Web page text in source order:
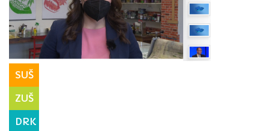
SUŠ
ZUŠ
DRK